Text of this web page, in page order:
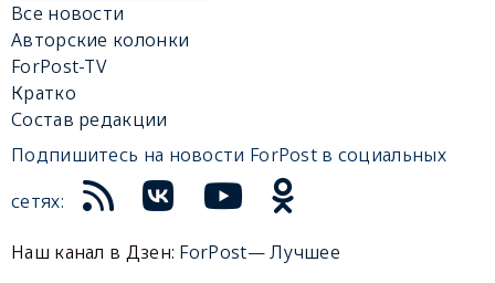
Все новости
Авторские колонки
ForPost-TV
Кратко
Состав редакции
Подпишитесь на новости ForPost в социальных
сетях:
Наш канал в Дзен: ForPost— Лучшее